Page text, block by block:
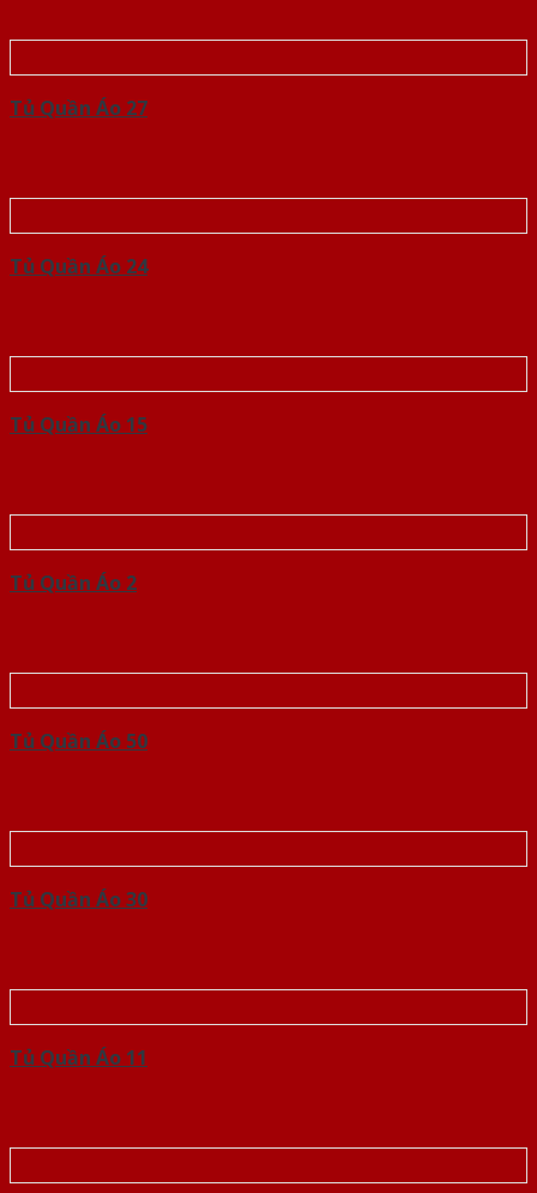
Tủ Quần Áo 27
Tủ Quần Áo 24
Tủ Quần Áo 15
Tủ Quần Áo 2
Tủ Quần Áo 50
Tủ Quần Áo 30
Tủ Quần Áo 11